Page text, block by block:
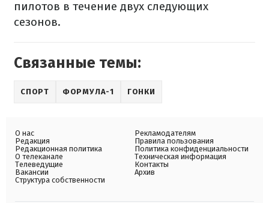
пилотов в течение двух следующих
сезонов.
Связанные темы:
СПОРТ ФОРМУЛА-1 ГОНКИ
О нас
Редакция
Редакционная политика
О телеканале
Телеведущие
Вакансии
Структура собственности
Рекламодателям
Правила пользования
Политика конфиденциальности
Техническая информация
Контакты
Архив